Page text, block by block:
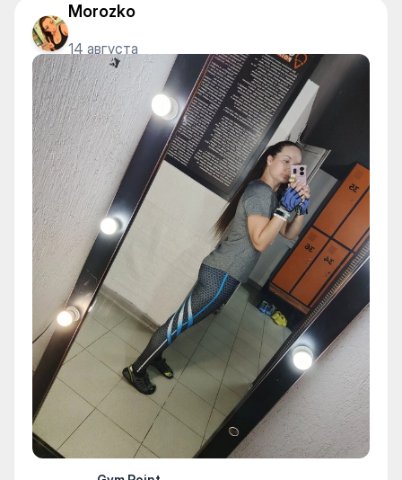
Morozko
14 августа